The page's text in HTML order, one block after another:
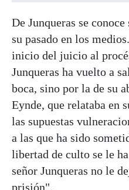
De Junqueras se
su pasado en los
inicio del juicio al
Junqueras ha vuelto a
boca, sino por la de su
Eynde, que relataba en
las supuestas
a las que ha sido
libertad de culto se le
señor Junqueras no le
prisión".